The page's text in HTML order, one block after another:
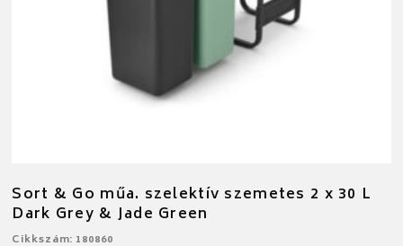
Sort & Go műa. szelektív szemetes 2 x 30 L
Dark Grey & Jade Green
Cikkszám: 180860